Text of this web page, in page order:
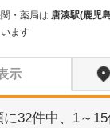
・薬局は 唐湊駅(鹿児
ます
示
に32件中、 1～